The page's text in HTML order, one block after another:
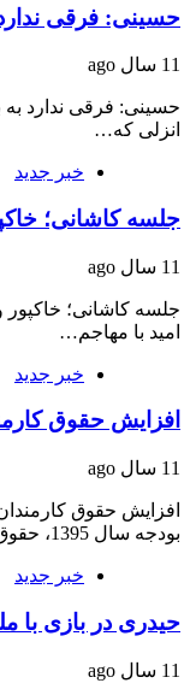
حسینی: فرقی
11 سال ago
حسینی: فرقی ندارد به
انزلی که…
خبر جدید
جلسه کاشانی؛
11 سال ago
جلسه کاشانی؛
امید با مهاجم…
خبر جدید
افزایش حقوق
11 سال ago
بودجه سال 1395، حقوق کارکنان…
خبر جدید
حیدری در بازی با
11 سال ago